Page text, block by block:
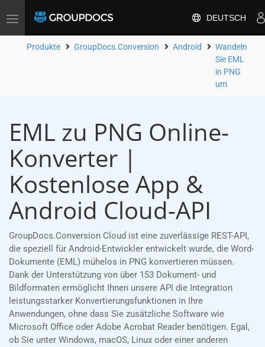
Toggle
DEUTSCH
Produkte GroupDocs.Conversion Android
Wandeln
Sie EML
in PNG
um
EML zu PNG Online-
Konverter |
Kostenlose App &
Android Cloud-API
GroupDocs.Conversion Cloud ist eine zuverlässige REST-API,
die speziell für Android-Entwickler entwickelt wurde, die Word-
Dokumente (EML) mühelos in PNG konvertieren müssen.
Dank der Unterstützung von über 153 Dokument- und
Bildformaten ermöglicht Ihnen unsere API die Integration
leistungsstarker Konvertierungsfunktionen in Ihre
Anwendungen, ohne dass Sie zusätzliche Software wie
Microsoft Office oder Adobe Acrobat Reader benötigen. Egal,
ob Sie unter Windows, macOS, Linux oder einer anderen